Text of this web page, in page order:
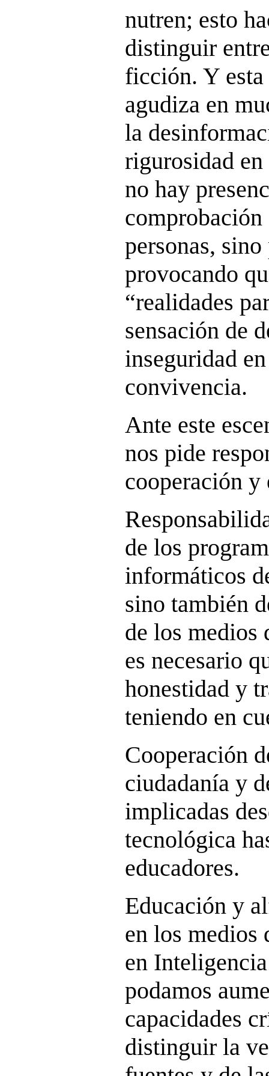
nutren; esto
distinguir
ficción. Y esta
agudiza en
la
rigurosidad
no hay
personas,
provocando
“realidades
sensación de
inseguridad
convivencia.
Ante este
nos pide
cooperación y
de los
informáticos
sino también
de los
es necesario
honestidad y
teniendo en
Cooperación
ciudadanía y
implicadas
tecnológica
educadores.
Educación y
en los medios
en
podamos
capacidades
distinguir la